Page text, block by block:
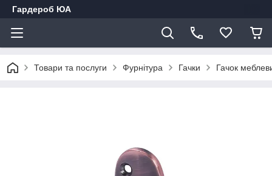
Гардероб ЮА
Товари та послуги Фурнітура Гачки Гачок